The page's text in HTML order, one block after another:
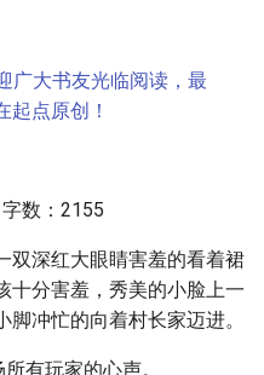
广大书友光临阅读，最
起点原创！
数：2155
双深红大眼睛害羞的看着裙
十分害羞，秀美的小脸上一
冲忙的向着村长家迈进。
有玩家的心声。